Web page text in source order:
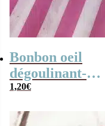
Bonbon oeil
dégoulinant-
Bonbons
1,20€